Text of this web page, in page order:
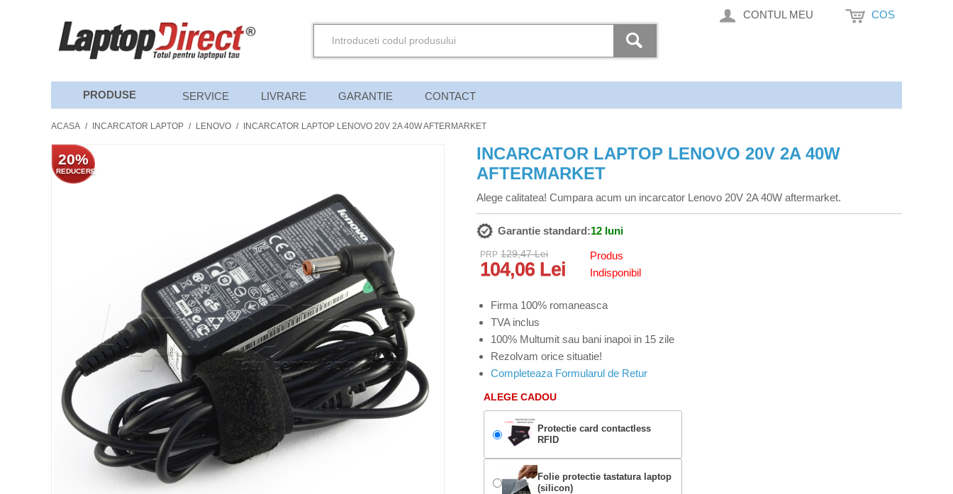
CONTUL MEU COS
PRODUSE SERVICE LIVRARE GARANTIE CONTACT
ACASA / INCARCATOR LAPTOP / LENOVO / INCARCATOR LAPTOP LENOVO 20V 2A 40W AFTERMARKET
20%
REDUCERE
INCARCATOR LAPTOP LENOVO 20V 2A 40W
AFTERMARKET
Alege calitatea! Cumpara acum un incarcator Lenovo 20V 2A 40W aftermarket.
Garantie standard:12 luni
PRP 129,47 Lei
104,06 Lei
Produs
Indisponibil
Firma 100% romaneasca
TVA inclus
100% Multumit sau bani inapoi in 15 zile
Rezolvam orice situatie!
Completeaza Formularul de Retur
ALEGE CADOU
Protectie card contactless
RFID
Folie protectie tastatura laptop
(silicon)